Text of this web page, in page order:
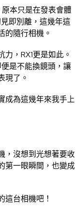
本只是在發表會體
見即別離 ，這幾年這
的隨行相機。
，RX1更是如此。
是不能換鏡頭，讓
現了。
成為這幾年來我手上
，沒想到光想著要收
第一眼瞬間，也變成
這台相機吧！